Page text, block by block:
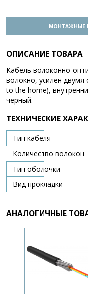
МОНТАЖНЫЕ
ОПИСАНИЕ ТОВАРА
Кабель волоконно-
волокно, усилен
to the home),
черный.
ТЕХНИЧЕСКИЕ
Тип кабеля
Количество волокон
Тип оболочки
Вид прокладки
АНАЛОГИЧНЫЕ